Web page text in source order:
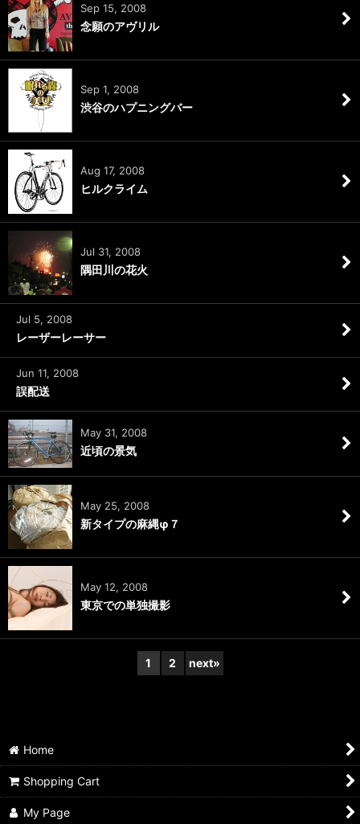
Sep 15, 2008
念願のアヴリル
Sep 1, 2008
渋谷のハプニングバー
Aug 17, 2008
ヒルクライム
Jul 31, 2008
隅田川の花火
Jul 5, 2008
レーザーレーサー
Jun 11, 2008
誤配送
May 31, 2008
近頃の景気
May 25, 2008
新タイプの麻縄φ７
May 12, 2008
東京での単独撮影
1 2 next»
Home
Shopping Cart
My Page